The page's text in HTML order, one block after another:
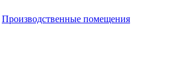
Производственные помещения